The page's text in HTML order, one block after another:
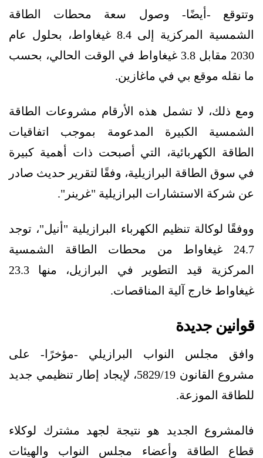
وتتوقع -أيضًا- وصول سعة محطات الطاقة
الشمسية المركزية إلى 8.4 غيغاواط، بحلول عام
2030 مقابل 3.8 غيغاواط في الوقت الحالي، بحسب
ما نقله موقع بي في ماغازين.
ومع ذلك، لا تشمل هذه الأرقام مشروعات الطاقة
الشمسية الكبيرة المدعومة بموجب اتفاقيات
الطاقة الكهربائية، التي أصبحت ذات أهمية كبيرة
في سوق الطاقة البرازيلية، وفقًا لتقرير حديث صادر
عن شركة الاستشارات البرازيلية "غرينر".
ووفقًا لوكالة تنظيم الكهرباء البرازيلية "أنيل"، توجد
24.7 غيغاواط من محطات الطاقة الشمسية
المركزية قيد التطوير في البرازيل، منها 23.3
غيغاواط خارج آلية المناقصات.
قوانين جديدة
وافق مجلس النواب البرازيلي -مؤخرًا- على
مشروع القانون 5829/19، لإيجاد إطار تنظيمي جديد
للطاقة الموزعة.
فالمشروع الجديد هو نتيجة لجهد مشترك لوكلاء
قطاع الطاقة وأعضاء مجلس النواب والهيئات